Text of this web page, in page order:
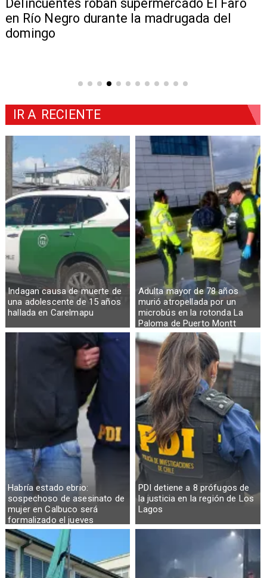
Delincuentes roban supermercado El Faro
en Río Negro durante la madrugada del
domingo
Indagan causa de muerte de
una adolescente de 15 años
hallada en Carelmapu
Adulta mayor de 78 años
murió atropellada por un
microbús en la rotonda La
Paloma de Puerto Montt
Habría estado ebrio:
sospechoso de asesinato de
mujer en Calbuco será
formalizado el jueves
PDI detiene a 8 prófugos de
la justicia en la región de Los
Lagos
IR A RECIENTE